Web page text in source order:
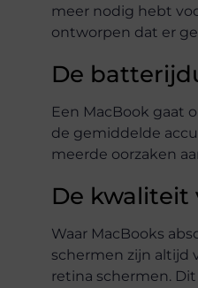
meer nodig hebt
ontworpen dat er
De
Een MacBook gaat
de gemiddelde
meerde oorzaken
De kwaliteit
Waar MacBooks
schermen zijn altijd
retina schermen.